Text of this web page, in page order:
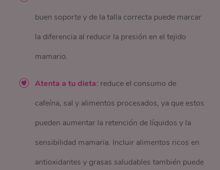
buen soporte y de la talla correcta puede marcar
la diferencia al reducir la presión en el tejido
mamario.
Atenta a tu dieta: reduce el consumo de
cafeína, sal y alimentos procesados, ya que estos
pueden aumentar la retención de líquidos y la
sensibilidad mamaria. Incluir alimentos ricos en
antioxidantes y grasas saludables también puede